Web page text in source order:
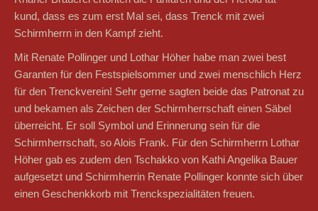
kund, dass es zum erst Mal sei, dass Trenck mit zwei
Schirmherrn in den Kampf zieht.
Mit Renate Pollinger und Lothar Höher habe man zwei best
Garanten für den Festspielsommer und zwei menschlich Herz
für den Trenckverein! Sehr gerne sagten beide das Patronat zu
und bekamen als Zeichen der Schirmherrschaft einen Säbel
überreicht. Er soll Symbol und Erinnerung sein für die
Schirmherrschaft, so Alois Frank. Für den Schirmherrn Lothar
Höher gab es zudem den Tschakko von Kathi Angelika Bauer
aufgesetzt und Schirmherrin Renate Pollinger konnte sich über
einen Geschenkkorb mit Trenckspezialitäten freuen.